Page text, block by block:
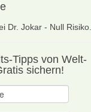
Tipps von Welt-
sichern!